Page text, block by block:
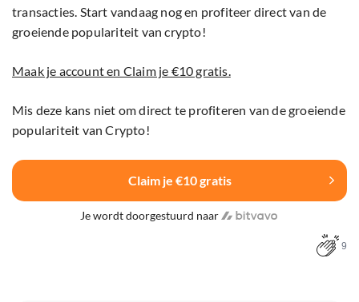
transacties. Start vandaag nog en profiteer direct van de
groeiende populariteit van crypto!
Maak je account en Claim je €10 gratis.
Mis deze kans niet om direct te profiteren van de groeiende
populariteit van Crypto!
Claim je €10 gratis
Je wordt doorgestuurd naar
9